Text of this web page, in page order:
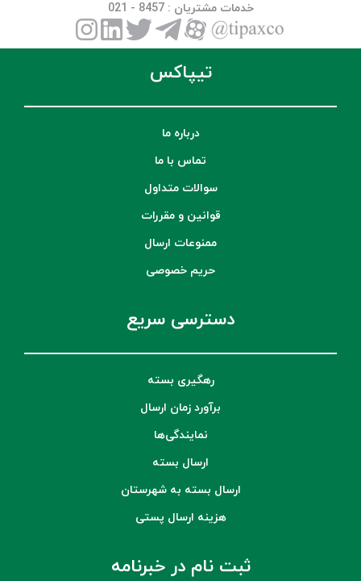
خدمات مشتریان : 8457 - 021
تیپاکس
درباره ما
تماس با ما
سوالات متداول
قوانین و مقررات
ممنوعات ارسال
حریم خصوصی
دسترسی سریع
رهگیری بسته
برآورد زمان ارسال
نمایندگی‌ها
ارسال بسته
ارسال بسته به شهرستان
هزینه ارسال پستی
ثبت نام در خبرنامه